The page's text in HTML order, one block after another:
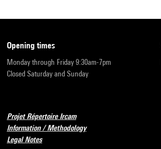
opening times
Monday through Friday 9:30am-7pm
Closed Saturday and Sunday
Projet Répertoire Ircam
Information / Methodology
Legal Notes